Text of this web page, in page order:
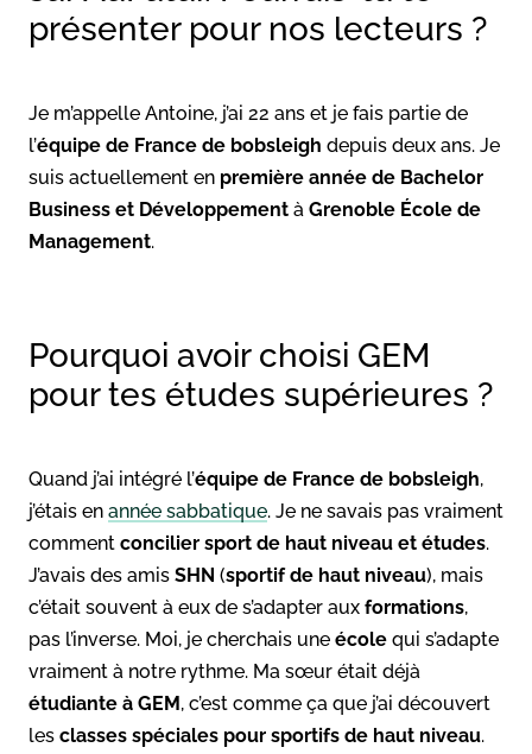
présenter pour nos lecteurs ?
Je m’appelle Antoine, j’ai 22 ans et je fais partie de
l’équipe de France de bobsleigh depuis deux ans. Je
suis actuellement en première année de Bachelor
Business et Développement à Grenoble École de
Management.
Pourquoi avoir choisi GEM
pour tes études supérieures ?
Quand j’ai intégré l’équipe de France de bobsleigh,
j’étais en année sabbatique. Je ne savais pas vraiment
comment concilier sport de haut niveau et études.
J’avais des amis SHN (sportif de haut niveau), mais
c’était souvent à eux de s’adapter aux formations,
pas l’inverse. Moi, je cherchais une école qui s’adapte
vraiment à notre rythme. Ma sœur était déjà
étudiante à GEM, c’est comme ça que j’ai découvert
les classes spéciales pour sportifs de haut niveau.